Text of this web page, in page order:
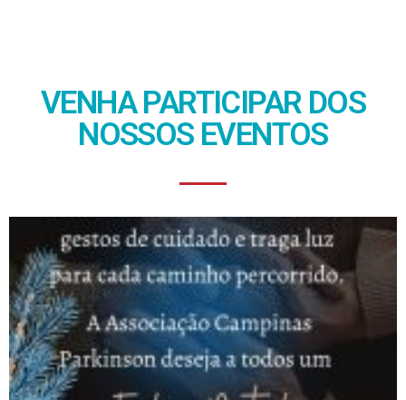
VENHA PARTICIPAR DOS
NOSSOS EVENTOS